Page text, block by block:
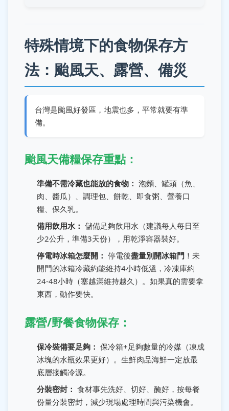
特殊情境下的食物保存方
法：颱風天、露營、備災
台灣是颱風好發區，地震也多，平常就要有準
備。
颱風天備糧保存重點：
準備不需冷藏也能放的食物： 泡麵、罐頭（魚、
肉、醬瓜）、調理包、餅乾、即食粥、營養口
糧、保久乳。
備用飲用水： 儲備足夠飲用水（建議每人每日至
少2公升，準備3天份），用乾淨容器裝好。
停電時冰箱怎麼開： 停電後盡量別開冰箱門 ！未
開門的冰箱冷藏約能維持4小時低溫，冷凍庫約
24-48小時（塞越滿維持越久）。如果真的需要拿
東西，動作要快。
露營/野餐食物保存：
保冷裝備要足夠： 保冷箱+足夠數量的冷媒（凍成
冰塊的水瓶效果更好）。生鮮肉品海鮮一定放最
底層接觸冷源。
分裝密封： 食材事先洗好、切好、醃好，按每餐
份量分裝密封，減少現場處理時間與污染機會。